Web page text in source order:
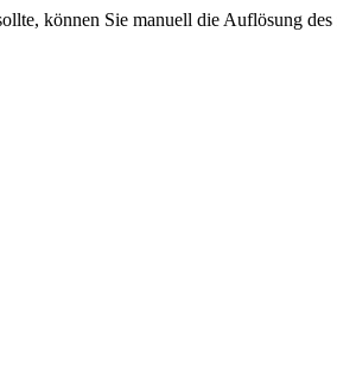
können Sie manuell die Auflösung